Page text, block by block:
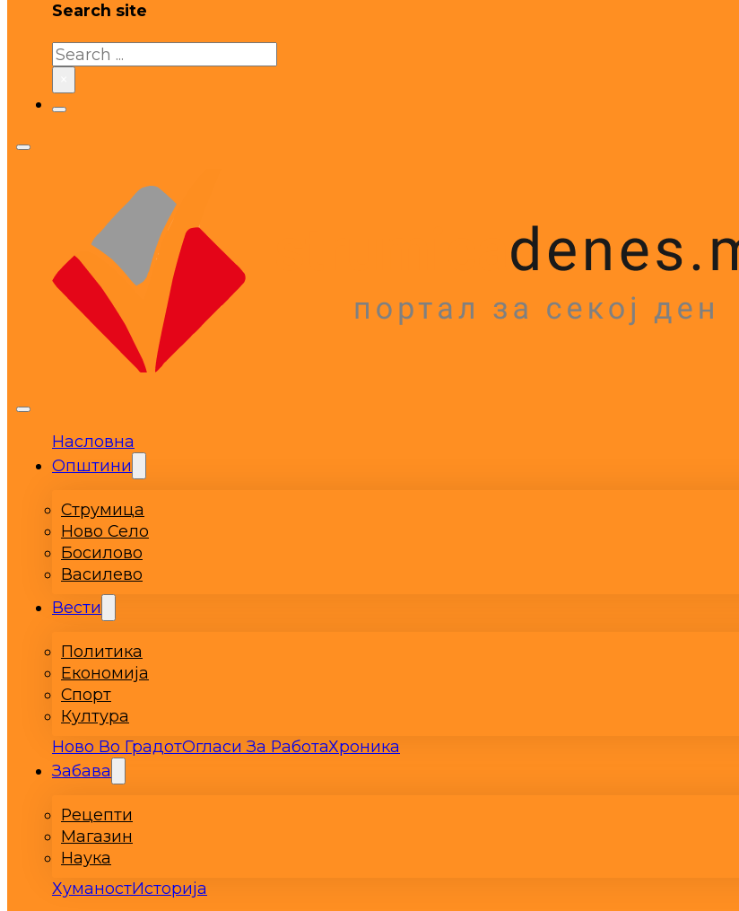
Search site
Search
Насловна
Општини
Струмица
Ново Село
Босилово
Василево
Вести
Политика
Економија
Спорт
Култура
Ново Во ГрадотОгласи За РаботаХроника
Забава
Рецепти
Магазин
Наука
ХуманостИсторија